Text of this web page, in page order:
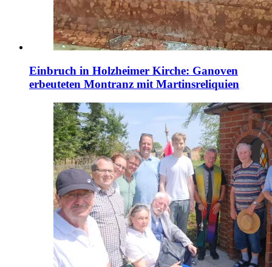
Einbruch in Holzheimer Kirche: Ganoven
erbeuteten Montranz mit Martinsreliquien